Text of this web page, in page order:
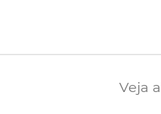
Veja